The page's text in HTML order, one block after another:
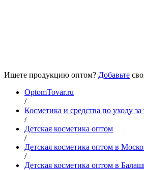
Ищете продукцию оптом? Добавьте
OptomTovar.ru
/
Косметика и средства по уходу
/
Детская косметика оптом
/
Детская косметика оптом в
/
Детская косметика оптом в